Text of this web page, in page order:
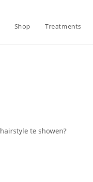
Shop Treatments
te showen?